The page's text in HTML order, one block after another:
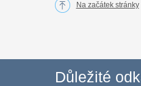
Na začátek stránky
Důležité